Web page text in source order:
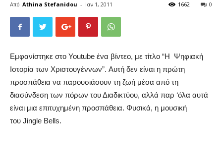
Από Athina Stefanidou - Ιαν 1, 2011 0
1662
Εμφανίστηκε στο Youtube ένα βίντεο, με τίτλο “Η Ψηφιακή
Ιστορία των Χριστουγέννων”. Αυτή δεν είναι η πρώτη
προσπάθεια να παρουσιάσουν τη ζωή μέσα από τη
διασύνδεση των πόρων του Διαδικτύου, αλλά παρ ‘όλα αυτά
είναι μια επιτυχημένη προσπάθεια. Φυσικά, η μουσική
του Jingle Bells.